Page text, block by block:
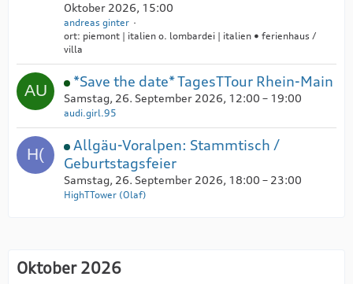
Oktober 2026, 15:00
andreas ginter
ort: piemont | italien o. lombardei | italien • ferienhaus /
villa
*Save the date* TagesTTour Rhein-Main
Samstag, 26. September 2026, 12:00 – 19:00
audi.girl.95
Allgäu-Voralpen: Stammtisch /
Geburtstagsfeier
Samstag, 26. September 2026, 18:00 – 23:00
HighTTower (Olaf)
Oktober 2026